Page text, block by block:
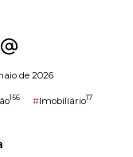
de 2026
156 #Imobiliário17